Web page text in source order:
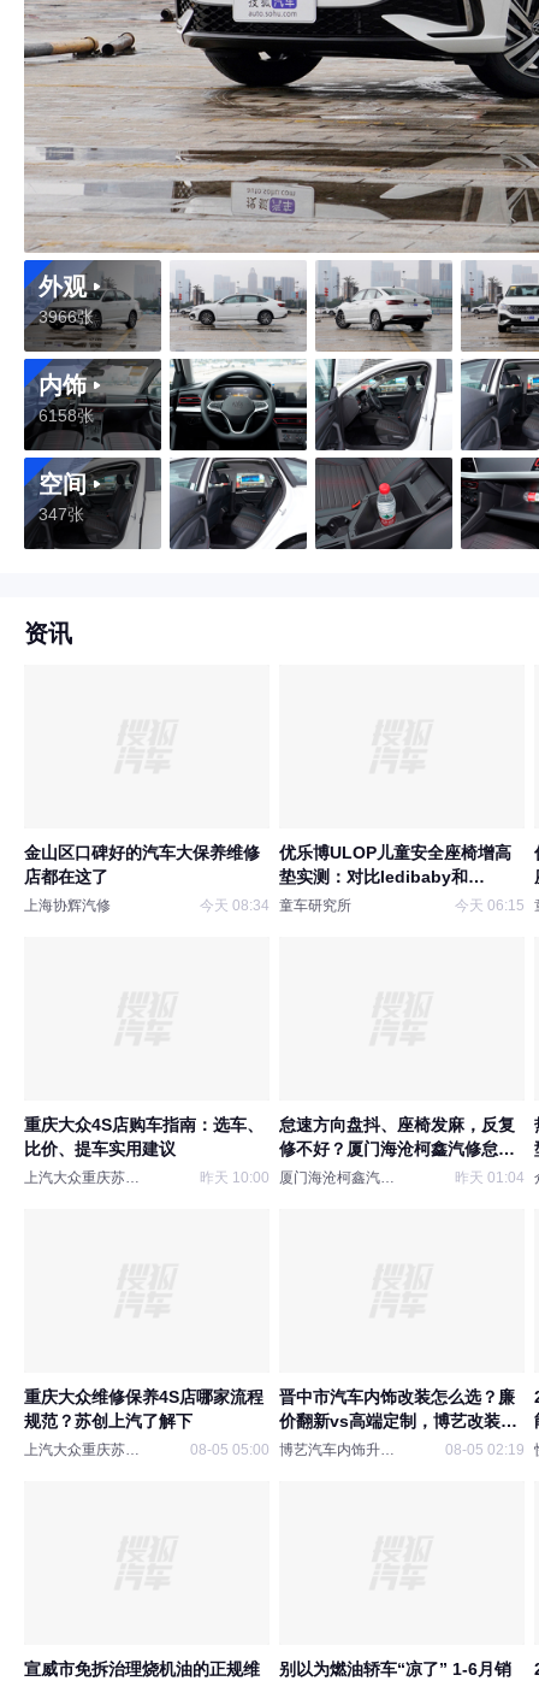
外观
3966张
内饰
6158张
空间
347张
资讯
金山区口碑好的汽车大保养维修
店都在这了
上海协辉汽修 今天 08:34
优乐博ULOP儿童安全座椅增高
垫实测：对比ledibaby和
bebelock，3-12岁大童的舒适安
童车研究所 今天 06:15
重庆大众4S店购车指南：选车、
比价、提车实用建议
上汽大众重庆苏创申众 昨天 10:00
怠速方向盘抖、座椅发麻，反复
修不好？厦门海沧柯鑫汽修怠速
抖动维修避坑指南
厦门海沧柯鑫汽车维修 昨天 01:04
重庆大众维修保养4S店哪家流程
规范？苏创上汽了解下
上汽大众重庆苏创申众 08-05 05:00
晋中市汽车内饰改装怎么选？廉
价翻新vs高端定制，博艺改装全
对比指南
博艺汽车内饰升级改装 08-05 02:19
宣威市免拆治理烧机油的正规维
别以为燃油轿车“凉了” 1-6月销